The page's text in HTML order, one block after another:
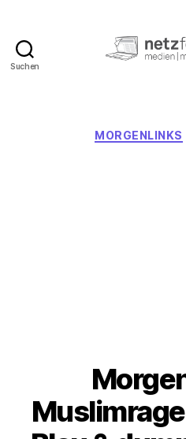
Suchen
MORGENLINKS